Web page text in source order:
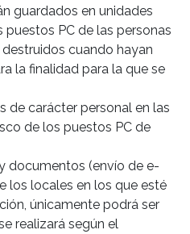
guardados en unidades
PC de las personas
cuando hayan
la finalidad para la que se
de carácter personal en las
de los puestos PC de
documentos (envío de e-
los locales en los que esté
únicamente podrá ser
realizará según el